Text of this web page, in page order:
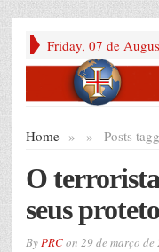
Friday, 07 de
Home » Posts
»
O
seus
ByPRCon 29 de março de